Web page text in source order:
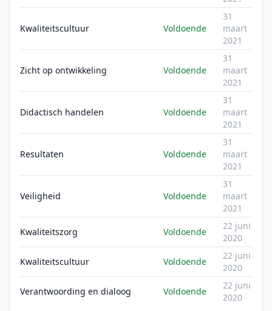
Kwaliteitscultuur Voldoende
31
maart
2021
Zicht op ontwikkeling Voldoende
31
maart
2021
Didactisch handelen Voldoende
31
maart
2021
Resultaten Voldoende
31
maart
2021
Veiligheid Voldoende
31
maart
2021
Kwaliteitszorg Voldoende
22 juni
2020
Kwaliteitscultuur Voldoende
22 juni
2020
Verantwoording en dialoog Voldoende
22 juni
2020